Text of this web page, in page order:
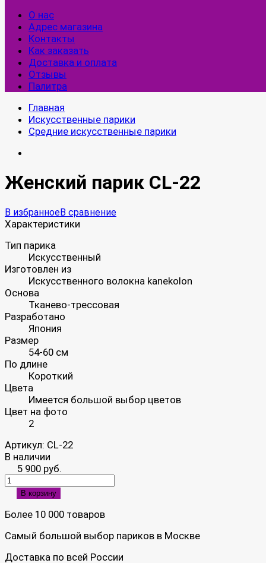
О нас
Адрес магазина
Контакты
Как заказать
Доставка и оплата
Отзывы
Палитра
Главная
Искусственные парики
Средние искусственные парики
Женский парик CL-22
В избранноеВ сравнение
Характеристики
Тип парика
Искусственный
Изготовлен из
Искусственного волокна kanekolon
Основа
Тканево-трессовая
Разработано
Япония
Размер
54-60 см
По длине
Короткий
Цвета
Имеется большой выбор цветов
Цвет на фото
2
Артикул: CL-22
В наличии
5 900 руб.
В корзину
Более 10 000 товаров
Самый большой выбор париков в Москве
Доставка по всей России